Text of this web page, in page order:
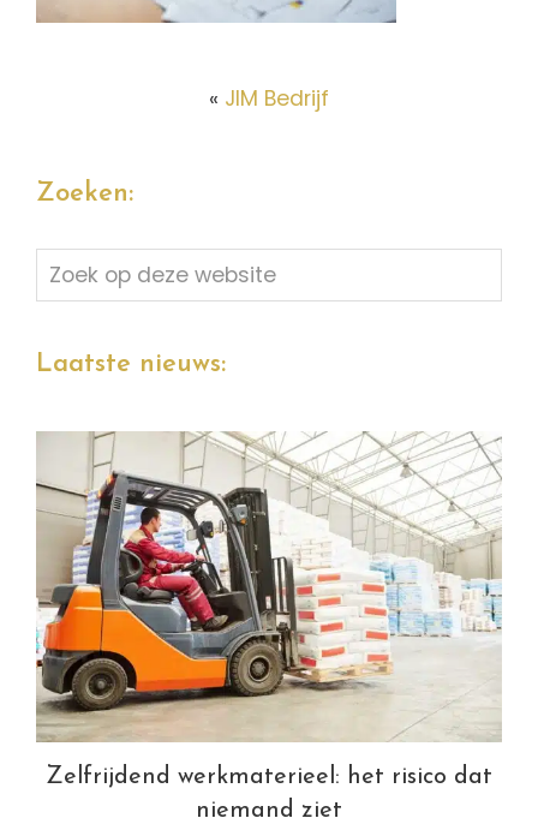
« JIM Bedrijf
Zoeken:
Zoek
op
website
Laatste nieuws:
Zelfrijdend werkmaterieel: het risico dat
niemand ziet